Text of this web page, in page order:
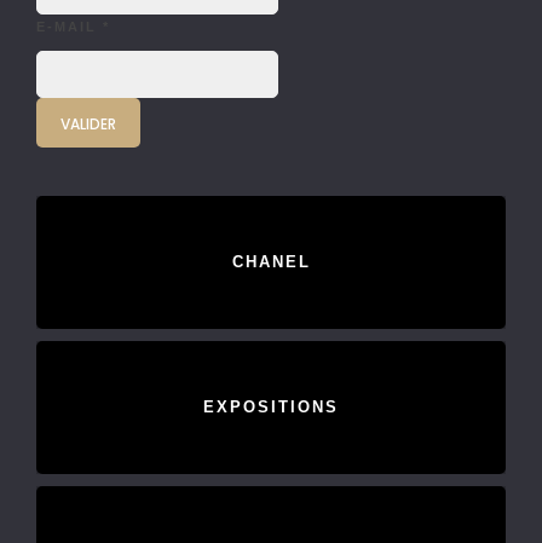
CHANEL
EXPOSITIONS